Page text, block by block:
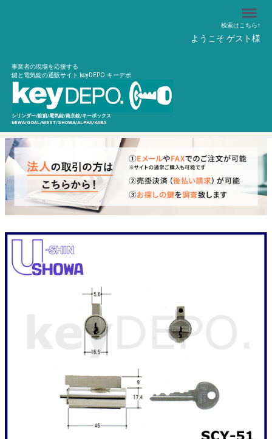
検索はこちら↑
ようこそ ゲスト様
事業者の現場を応援する
鍵と電気錠の通販サイト keyDEPO.キーデポ
シリンダー/錠前/電気錠/南京錠/キーボックス
MIWA/GOAL/WEST/SHOWA/ALPHA/KABA
Menu